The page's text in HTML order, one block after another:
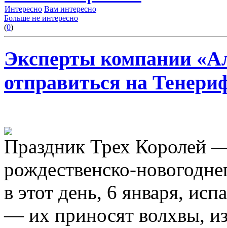
Интересно Вам интересно
Больше не интересно
(0)
Эксперты компании
отправиться на
Праздник Трех Королей
рождественско-
в этот день, 6 января,
— их приносят волхвы,